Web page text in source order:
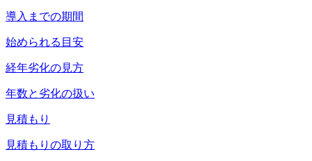
導入までの期間
始められる目安
経年劣化の見方
年数と劣化の扱い
見積もり
見積もりの取り方